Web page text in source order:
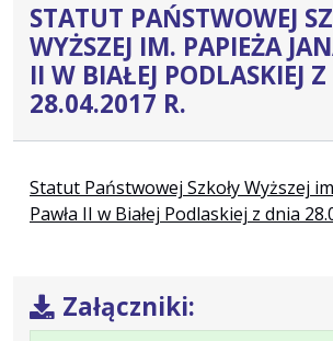
STATUT PAŃSTWOWEJ
WYŻSZEJ IM. PAPIEŻA
II W BIAŁEJ PODLASKIEJ
28.04.2017 R.
Statut Państwowej Szkoły Wyższej
Pawła II w Białej Podlaskiej z dnia
Załączniki: